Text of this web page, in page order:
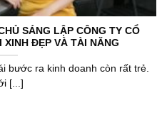
SÁNG LẬP CÔNG TY CỔ
XINH ĐẸP VÀ TÀI NĂNG
bước ra kinh doanh còn rất trẻ.
[...]